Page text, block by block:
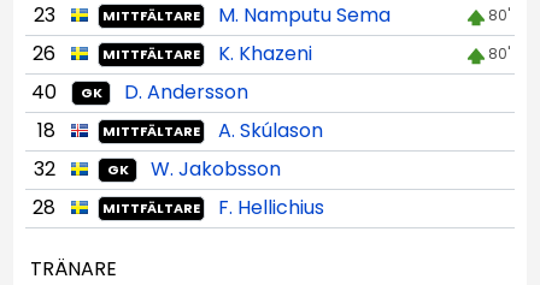
23 MITTFÄLTARE M. Namputu Sema 80'
26 MITTFÄLTARE K. Khazeni 80'
40 GK
D. Andersson
18
MITTFÄLTARE
A. Skúlason
32
GK
W. Jakobsson
28
MITTFÄLTARE F. Hellichius
TRÄNARE